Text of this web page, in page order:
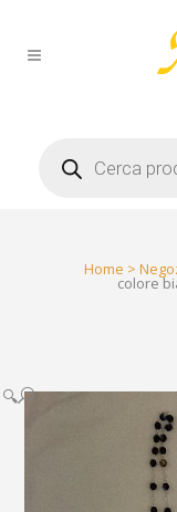
search
Home >
colore
🔍